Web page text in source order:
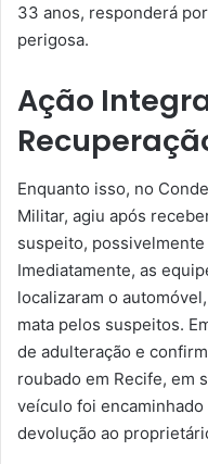
33 anos, responderá
perigosa.
Ação
Enquanto isso, no
Militar, agiu após
suspeito,
Imediatamente, as
localizaram o
mata pelos suspeitos.
de adulteração e
roubado em Recife, em
veículo foi
devolução ao